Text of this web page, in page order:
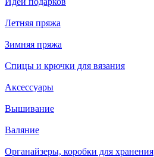
Летняя пряжа
Зимняя пряжа
Спицы и крючки для вязания
Аксессуары
Вышивание
Валяние
Органайзеры, коробки для хранения